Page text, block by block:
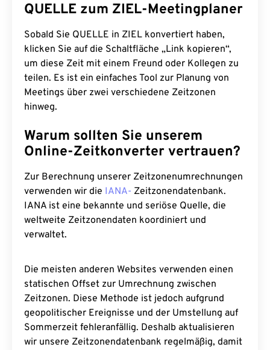
QUELLE zum ZIEL-Meetingplaner
Sobald Sie QUELLE in ZIEL konvertiert haben,
klicken Sie auf die Schaltfläche „Link kopieren“,
um diese Zeit mit einem Freund oder Kollegen zu
teilen. Es ist ein einfaches Tool zur Planung von
Meetings über zwei verschiedene Zeitzonen
hinweg.
Warum sollten Sie unserem
Online-Zeitkonverter vertrauen?
Zur Berechnung unserer Zeitzonenumrechnungen
verwenden wir die IANA- Zeitzonendatenbank.
IANA ist eine bekannte und seriöse Quelle, die
weltweite Zeitzonendaten koordiniert und
verwaltet.
Die meisten anderen Websites verwenden einen
statischen Offset zur Umrechnung zwischen
Zeitzonen. Diese Methode ist jedoch aufgrund
geopolitischer Ereignisse und der Umstellung auf
Sommerzeit fehleranfällig. Deshalb aktualisieren
wir unsere Zeitzonendatenbank regelmäßig, damit